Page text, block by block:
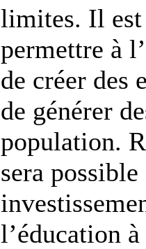
limites. Il est
permettre à
de créer des
de générer
population.
sera possible
l’éducation